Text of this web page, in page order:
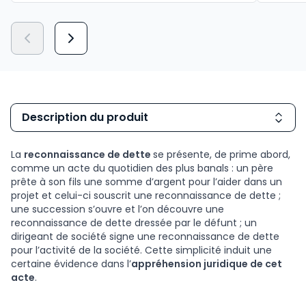
Description du produit
La reconnaissance de dette se présente, de prime abord,
comme un acte du quotidien des plus banals : un père
prête à son fils une somme d’argent pour l’aider dans un
projet et celui-ci souscrit une reconnaissance de dette ;
une succession s’ouvre et l’on découvre une
reconnaissance de dette dressée par le défunt ; un
dirigeant de société signe une reconnaissance de dette
pour l’activité de la société. Cette simplicité induit une
certaine évidence dans l’appréhension juridique de cet
acte.